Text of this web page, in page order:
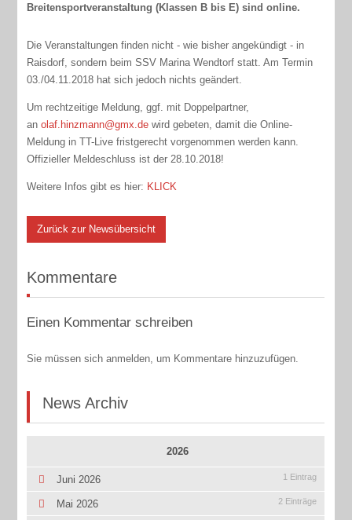
Breitensportveranstaltung (Klassen B bis E) sind online.
Die Veranstaltungen finden nicht - wie bisher angekündigt - in
Raisdorf, sondern beim SSV Marina Wendtorf statt. Am Termin
03./04.11.2018 hat sich jedoch nichts geändert.
Um rechtzeitige Meldung, ggf. mit Doppelpartner,
anolaf.hinzmann@gmx.de wird gebeten, damit die Online-
Meldung in TT-Live fristgerecht vorgenommen werden kann.
Offizieller Meldeschluss ist der 28.10.2018!
Weitere Infos gibt es hier: KLICK
Zurück zur Newsübersicht
Kommentare
Einen Kommentar schreiben
Sie müssen sich anmelden, um Kommentare hinzuzufügen.
News Archiv
2026
Juni 2026 1 Eintrag
Mai 2026 2 Einträge